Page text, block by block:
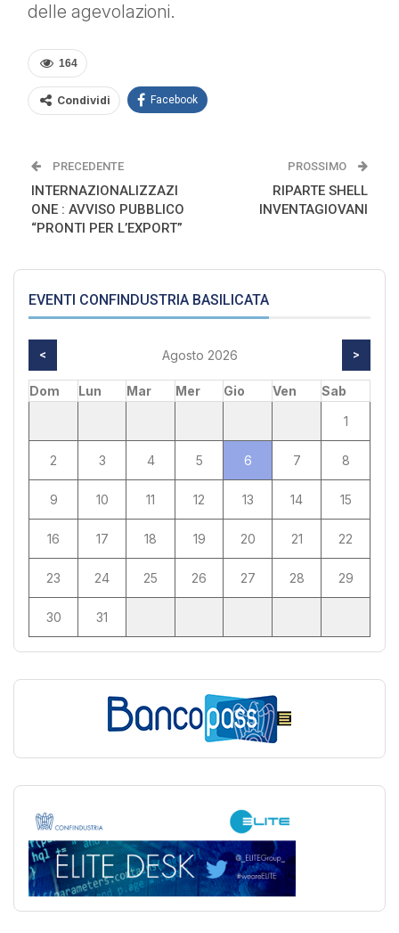
delle agevolazioni.
164
Condividi Facebook
PRECEDENTE
INTERNAZIONALIZZAZI
ONE : AVVISO PUBBLICO
“PRONTI PER L’EXPORT”
PROSSIMO
RIPARTE SHELL
INVENTAGIOVANI
EVENTI CONFINDUSTRIA BASILICATA
< Agosto 2026 >
Dom Lun Mar Mer Gio Ven
Sab
1
2 3 4 5 6 7 8
9 10 11 12 13 14 15
16 17 18 19 20 21 22
23 24 25 26 27 28 29
30 31